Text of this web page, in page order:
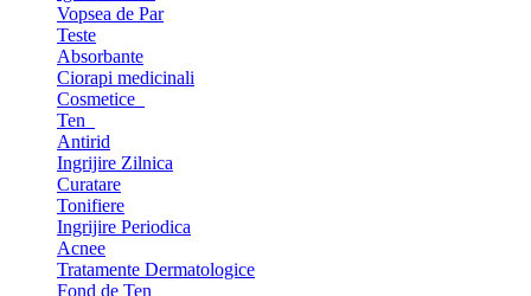
Vopsea de Par
Teste
Absorbante
Ciorapi medicinali
Cosmetice
Ten
Antirid
Ingrijire Zilnica
Curatare
Tonifiere
Ingrijire Periodica
Acnee
Tratamente Dermatologice
Fond de Ten